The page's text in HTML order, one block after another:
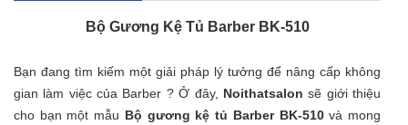
Bộ Gương Kệ Tủ Barber BK-510
Bạn đang tìm kiếm một giải pháp lý tưởng để nâng cấp không
gian làm việc của Barber ? Ở đây, Noithatsalon sẽ giới thiệu
cho bạn một mẫu Bộ gương kệ tủ Barber BK-510và mong